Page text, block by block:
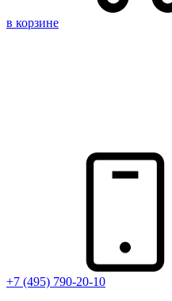
в корзине
+7 (495) 790-20-10